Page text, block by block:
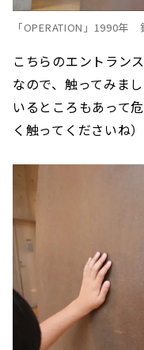
「OPERATION」1990年
こちらのエントラン
なので、触ってみま
いるところもあって
く触ってくださいね）